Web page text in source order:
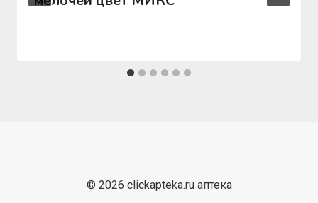
© 2026 clickapteka.ru аптека